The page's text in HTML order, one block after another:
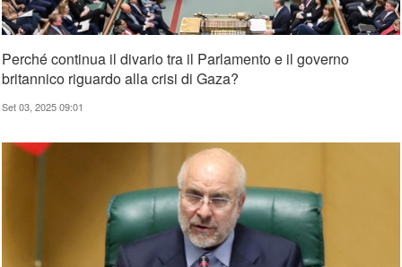
Perché continua il divario tra il Parlamento e il governo
britannico riguardo alla crisi di Gaza?
Set 03, 2025 09:01